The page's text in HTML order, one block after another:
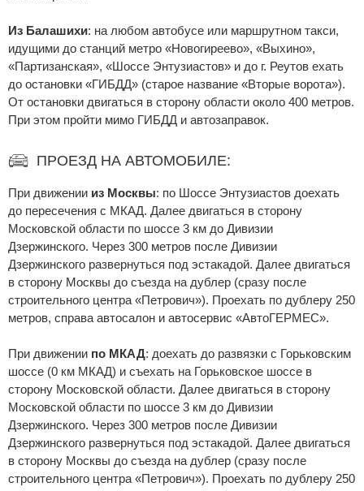
Из Балашихи: на любом автобусе или маршрутном такси,
идущими до станций метро «Новогиреево», «Выхино»,
«Партизанская», «Шоссе Энтузиастов» и до г. Реутов ехать
до остановки «ГИБДД» (старое название «Вторые ворота»).
От остановки двигаться в сторону области около 400 метров.
При этом пройти мимо ГИБДД и автозаправок.
ПРОЕЗД НА АВТОМОБИЛЕ:
При движении из Москвы: по Шоссе Энтузиастов доехать
до пересечения с МКАД. Далее двигаться в сторону
Московской области по шоссе 3 км до Дивизии
Дзержинского. Через 300 метров после Дивизии
Дзержинского развернуться под эстакадой. Далее двигаться
в сторону Москвы до съезда на дублер (сразу после
строительного центра «Петрович»). Проехать по дублеру 250
метров, справа автосалон и автосервис «АвтоГЕРМЕС».
При движении по МКАД: доехать до развязки с Горьковским
шоссе (0 км МКАД) и съехать на Горьковское шоссе в
сторону Московской области. Далее двигаться в сторону
Московской области по шоссе 3 км до Дивизии
Дзержинского. Через 300 метров после Дивизии
Дзержинского развернуться под эстакадой. Далее двигаться
в сторону Москвы до съезда на дублер (сразу после
строительного центра «Петрович»). Проехать по дублеру 250